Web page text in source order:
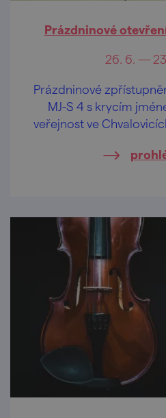
Prázdninové
26. 6. —
Prázdninové
MJ-S 4 s krycím
veřejnost ve